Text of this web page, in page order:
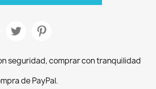
seguridad, comprar con tranquilidad
de PayPal.